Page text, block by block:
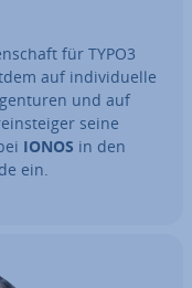
für TYPO3
auf in­di­vi­du­el­le
und auf
seine
IONOS in den
ein.